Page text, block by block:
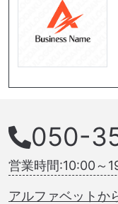
050-
営業時間:10:00～
アルファベットか